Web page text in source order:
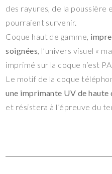
des rayures, de la
pourraient survenir.
Coque haut de gamme,
soignées, l’univers visuel «
imprimé sur la coque n’est
Le motif de la coque
une imprimante UV de haute
et résistera à l’épreuve du